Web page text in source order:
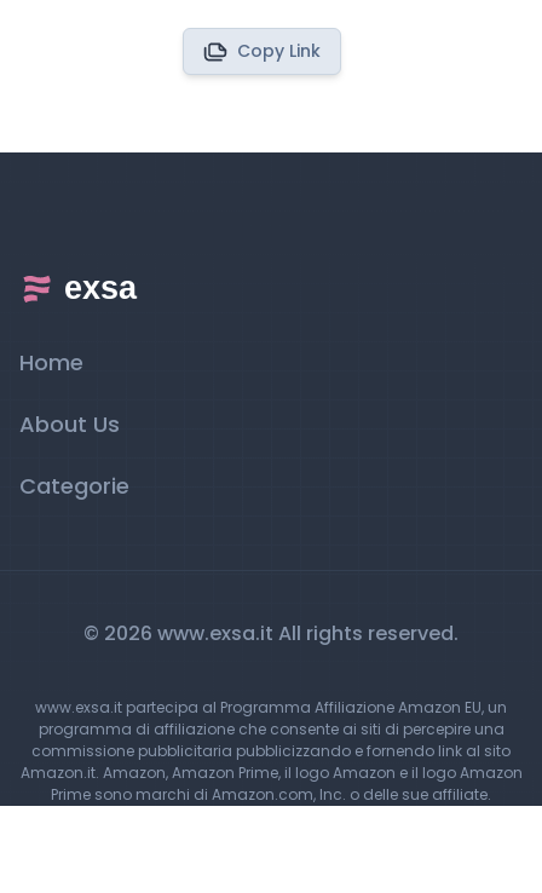
Copy Link
Home
About Us
Categorie
© 2026 www.exsa.it All rights reserved.
www.exsa.it partecipa al Programma Affiliazione Amazon EU, un
programma di affiliazione che consente ai siti di percepire una
commissione pubblicitaria pubblicizzando e fornendo link al sito
Amazon.it. Amazon, Amazon Prime, il logo Amazon e il logo Amazon
Prime sono marchi di Amazon.com, Inc. o delle sue affiliate.